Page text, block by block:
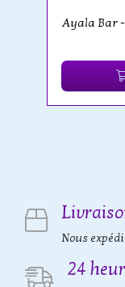
Ayala Bar -
Nous
24